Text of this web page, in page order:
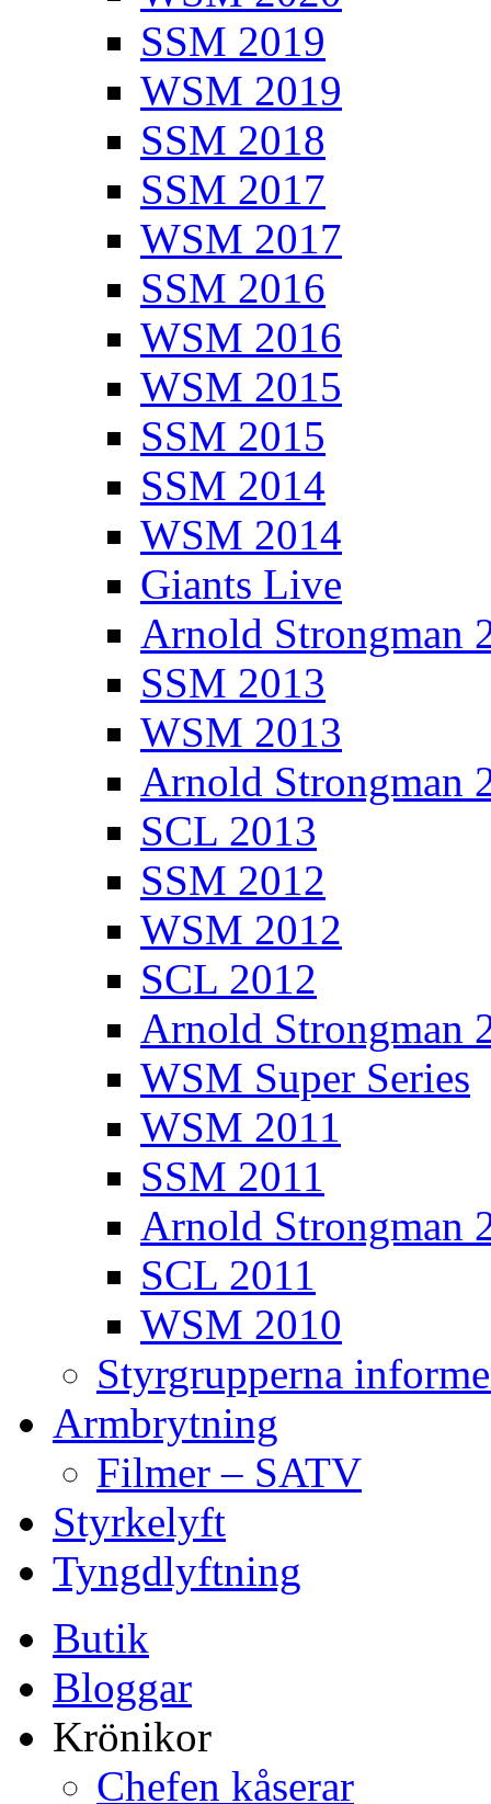
SSM 2019
WSM 2019
SSM 2018
SSM 2017
WSM 2017
SSM 2016
WSM 2016
WSM 2015
SSM 2015
SSM 2014
WSM 2014
Giants Live
Arnold Strongman
SSM 2013
WSM 2013
Arnold Strongman
SCL 2013
SSM 2012
WSM 2012
SCL 2012
Arnold Strongman
WSM Super Series
WSM 2011
SSM 2011
Arnold Strongman
SCL 2011
WSM 2010
Styrgrupperna
Armbrytning
Filmer – SATV
Styrkelyft
Tyngdlyftning
Butik
Bloggar
Krönikor
Chefen kåserar